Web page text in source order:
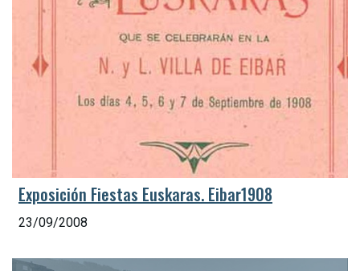
Exposición Fiestas Euskaras. Eibar1908
23/09/2008